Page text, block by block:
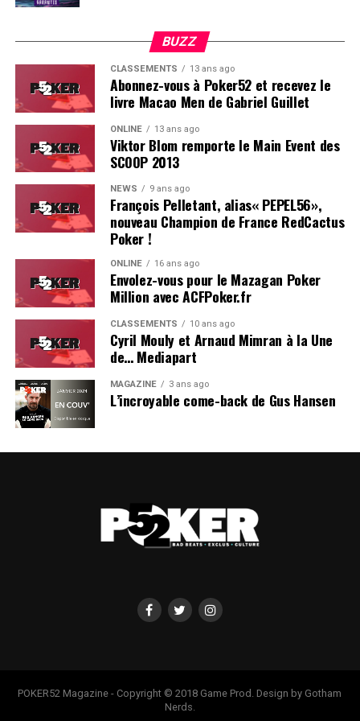
Soleau à gauche, sorti par Logghe au centre
BUZZ
CLASSEMENTS 13 ans ago
Abonnez-vous à Poker52 et recevez le
livre Macao Men de Gabriel Guillet
ONLINE 13 ans ago
Viktor Blom remporte le Main Event des
SCOOP 2013
NEWS 9 ans ago
François Pelletant, alias« PEPEL56»,
nouveau Champion de France RedCactus
Poker !
ONLINE 16 ans ago
Envolez-vous pour le Mazagan Poker
Million avec ACFPoker.fr
CLASSEMENTS 10 ans ago
Cyril Mouly et Arnaud Mimran à la Une
de… Mediapart
MAGAZINE 3 ans ago
L’incroyable come-back de Gus Hansen
POKER52 Magazine - Copyright © 2018 Game Prod. Design by Gotham
Nerds.